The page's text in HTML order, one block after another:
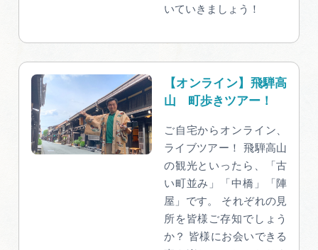
いていきましょう！
【オンライン】飛騨高
山 町歩きツアー！
ご自宅からオンライン、
ライブツアー！ 飛騨高山
の観光といったら、「古
い町並み」「中橋」「陣
屋」です。 それぞれの見
所を皆様ご存知でしょう
か？ 皆様にお会いできる